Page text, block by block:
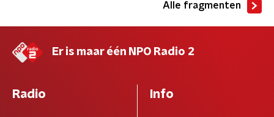
Alle fragmenten
Er is maar één NPO Radio 2
Radio Info